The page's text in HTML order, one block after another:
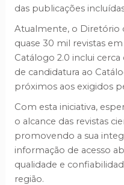
das publicações
Atualmente, o Diretório
quase 30 mil revistas
Catálogo 2.0 inclui
de candidatura ao
próximos aos exigidos
Com esta iniciativa,
o alcance das revistas
promovendo a sua
informação de acesso
qualidade e
região.